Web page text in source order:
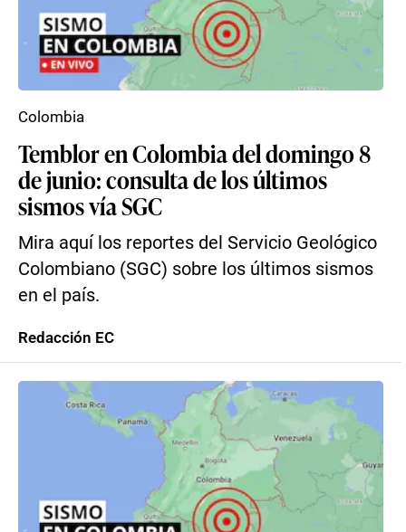
Temblor en Colombia del domingo 8
de junio: consulta de los últimos
sismos vía SGC
Mira aquí los reportes del Servicio Geológico
Colombiano (SGC) sobre los últimos sismos
en el país.
Colombia
Redacción EC